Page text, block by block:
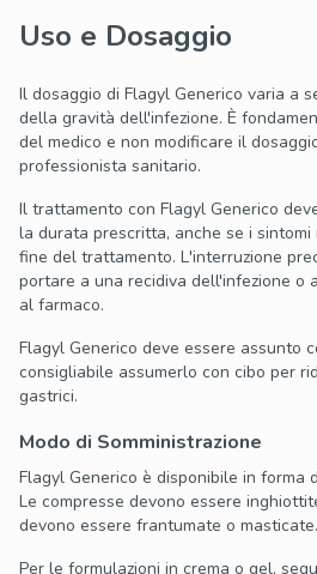
Uso e Dosaggio
Il dosaggio di Flagyl Generico varia a
della gravità dell'infezione. È
del medico e non modificare il
professionista sanitario.
Il trattamento con Flagyl Generico
la durata prescritta, anche se i
fine del trattamento. L'interruzione
portare a una recidiva dell'infezione o
al farmaco.
Flagyl Generico deve essere assunto
consigliabile assumerlo con cibo per
gastrici.
Modo di Somministrazione
Flagyl Generico è disponibile in forma
Le compresse devono essere
devono essere frantumate o masticate.
Per le formulazioni in crema o gel,